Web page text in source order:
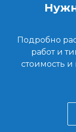
Подробно
работ и
стоимость